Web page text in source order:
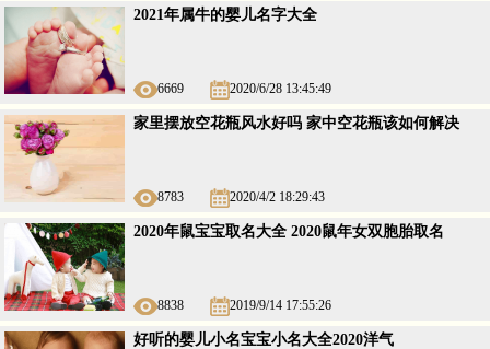
2021年属牛的婴儿名字大全
6669 2020/6/28 13:45:49
家里摆放空花瓶风水好吗 家中空花瓶该如何解决
8783 2020/4/2 18:29:43
2020年鼠宝宝取名大全 2020鼠年女双胞胎取名
8838 2019/9/14 17:55:26
好听的婴儿小名宝宝小名大全2020洋气